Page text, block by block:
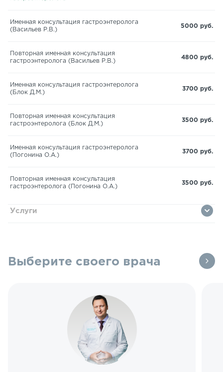
Именная консультация гастроэнтеролога
(Васильев Р.В.)
5000 руб.
Повторная именная консультация
гастроэнтеролога (Васильев Р.В.)
4800 руб.
Именная консультация гастроэнтеролога
(Блок Д.М.)
3700 руб.
Повторная именная консультация
гастроэнтеролога (Блок Д.М.)
3500 руб.
Именная консультация гастроэнтеролога
(Погонина О.А.)
3700 руб.
Повторная именная консультация
гастроэнтеролога (Погонина О.А.)
3500 руб.
Услуги
Выберите своего врача